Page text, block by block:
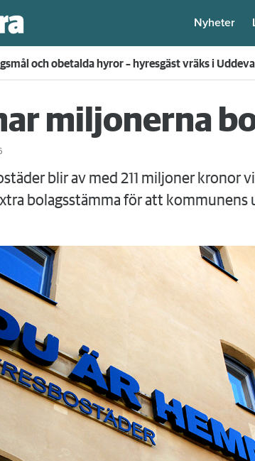
Nyheter
– nu sätter skiljemän hyran för 172 000 hushåll 4
miljonerna
blir av med 211 miljoner kronor
bolagsstämma för att kommunens